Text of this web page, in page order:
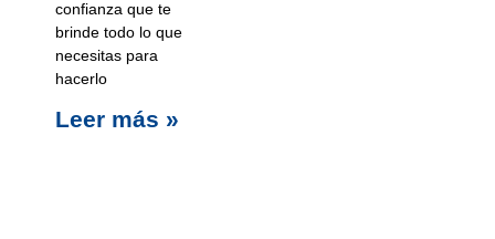
confianza que te
brinde todo lo que
necesitas para
hacerlo
Leer más »